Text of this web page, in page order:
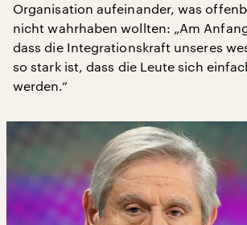
Organisation aufeinander, was
nicht wahrhaben wollten: „Am
dass die Integrationskraft unseres
so stark ist, dass die Leute sich
werden.“